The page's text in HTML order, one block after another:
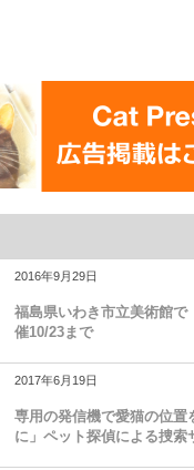
2016年9月29日
福島県いわき市立美術館で
催10/23まで
2017年6月19日
専用の発信機で愛猫の位置
に」ペット探偵による捜索